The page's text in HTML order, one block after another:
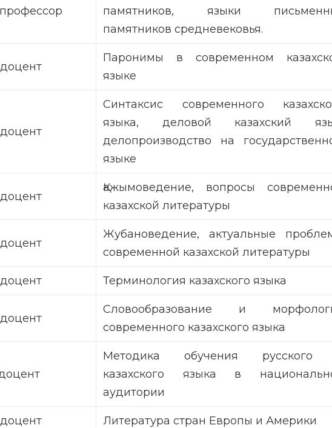
памятников, языки
памятников средневековья.
Паронимы в современном
языке
Синтаксис современного
языка, деловой казахский
делопроизводство на
языке
Қажымоведение, вопросы
казахской литературы
Жубановедение, актуальные
современной казахской литературы
Терминология казахского языка
Словообразование и
современного казахского языка
Методика обучения русского
казахского языка в
аудитории
Литература стран Европы и Америки